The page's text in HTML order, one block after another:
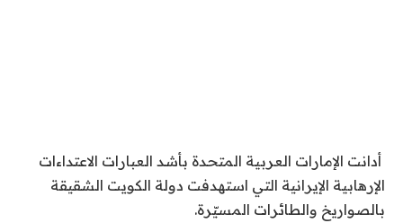
أدانت الإمارات العربية المتحدة بأشد العبارات الاعتداءات
الإرهابية الإيرانية التي استهدفت دولة الكويت الشقيقة
بالصواريخ والطائرات المسيّرة.